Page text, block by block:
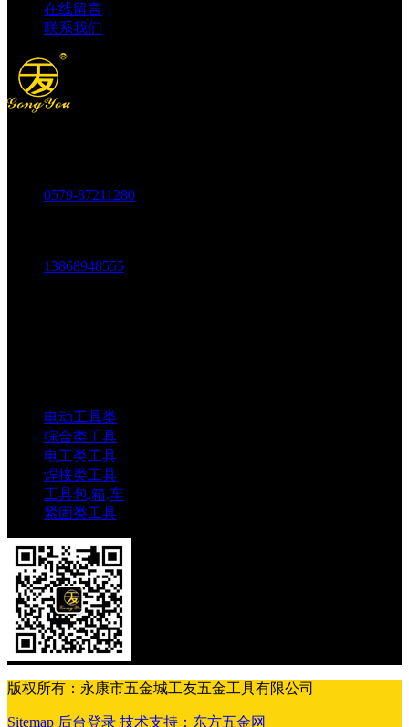
在线留言
联系我们
0579-87211280
13868948555
电动工具类
综合类工具
电工类工具
焊接类工具
工具包,箱,车
紧固类工具
版权所有：永康市五金城工友五金工具有限公司
Sitemap 后台登录 技术支持：东方五金网